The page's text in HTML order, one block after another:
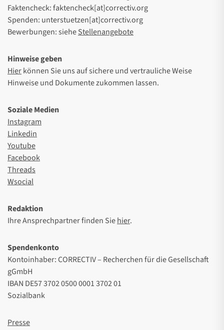
Faktencheck: faktencheck[at]correctiv.org
Spenden: unterstuetzen[at]correctiv.org
Bewerbungen: sieheStellenangebote
Hinweise geben
Hierkönnen Sie uns auf sichere und vertrauliche Weise
Hinweise und Dokumente zukommen lassen.
Soziale Medien
Instagram
Linkedin
Youtube
Facebook
Threads
Wsocial
Redaktion
Ihre Ansprechpartner finden Siehier.
Spendenkonto
Kontoinhaber: CORRECTIV – Recherchen für die Gesellschaft
gGmbH
IBAN DE57 3702 0500 0001 3702 01
Sozialbank
Presse